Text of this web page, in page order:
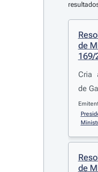
de
169/
Cria
de
de